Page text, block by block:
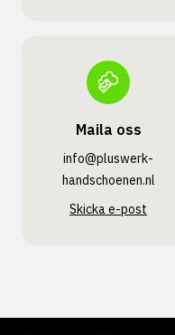
Maila oss
info@pluswerk­
handschoenen.nl
Skicka e-post